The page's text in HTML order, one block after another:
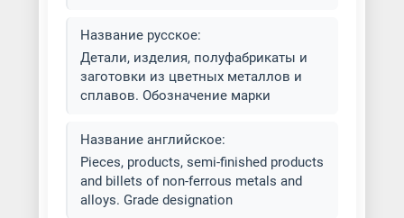
Лазерная резка меди
Плазменная резка алюминия
Плазменная резка латуни
Плазменная резка меди
Название русское:
Детали, изделия, полуфабрикаты и
заготовки из цветных металлов и
сплавов. Обозначение марки
Название английское:
Pieces, products, semi-finished products
and billets of non-ferrous metals and
alloys. Grade designation